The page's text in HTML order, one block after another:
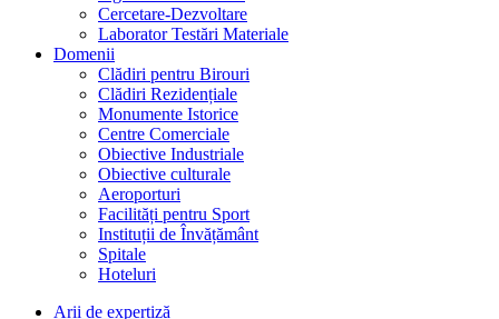
Cercetare-Dezvoltare
Laborator Testări Materiale
Domenii
Clădiri pentru Birouri
Clădiri Rezidențiale
Monumente Istorice
Centre Comerciale
Obiective Industriale
Obiective culturale
Aeroporturi
Facilități pentru Sport
Instituții de Învățământ
Spitale
Hoteluri
Arii de expertiză